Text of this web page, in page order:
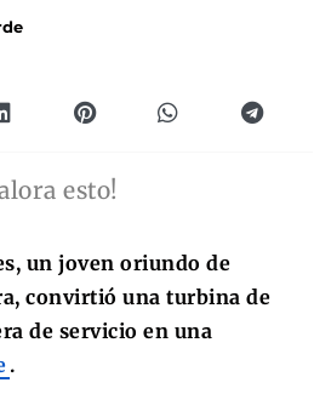
esto!
un joven oriundo de
convirtió una turbina de
de servicio en una
.